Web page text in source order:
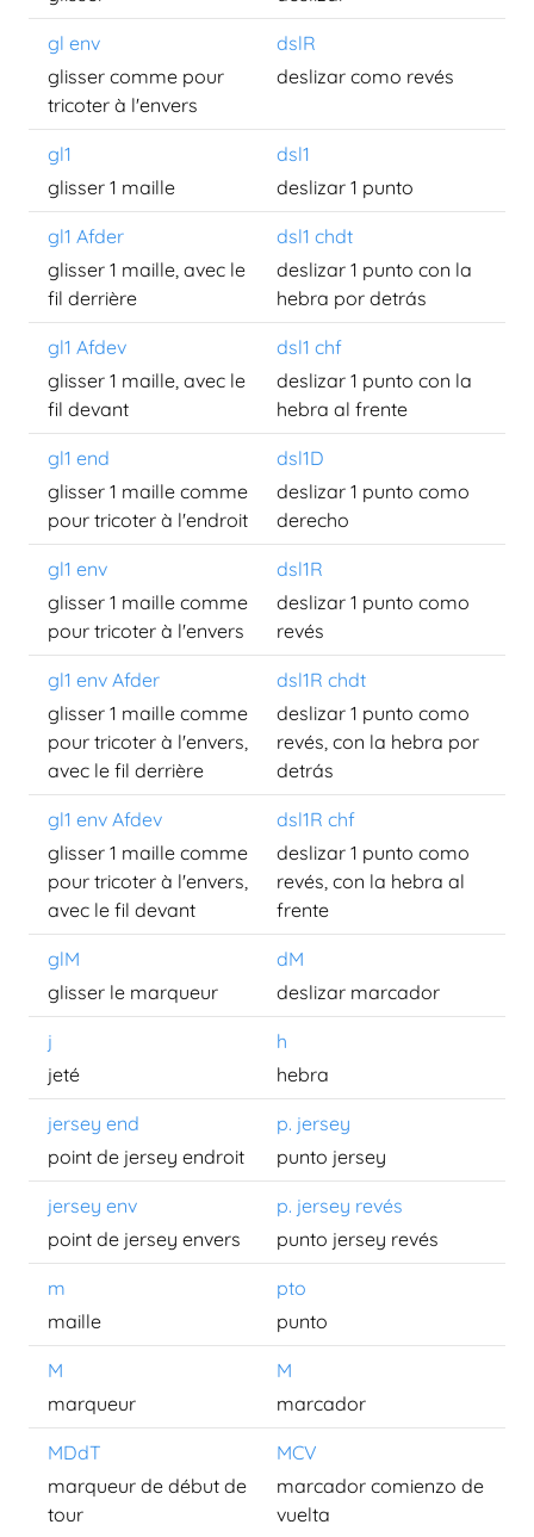
gl env
dslR
glisser comme pour
tricoter à l'envers
deslizar como revés
gl1
dsl1
glisser 1 maille
deslizar 1 punto
gl1 Afder
dsl1 chdt
glisser 1 maille, avec le
fil derrière
deslizar 1 punto con la
hebra por detrás
gl1 Afdev
dsl1 chf
glisser 1 maille, avec le
fil devant
deslizar 1 punto con la
hebra al frente
gl1 end
dsl1D
glisser 1 maille comme
pour tricoter à l'endroit
deslizar 1 punto como
derecho
gl1 env
dsl1R
glisser 1 maille comme
pour tricoter à l'envers
deslizar 1 punto como
revés
gl1 env Afder
dsl1R chdt
glisser 1 maille comme
pour tricoter à l'envers,
avec le fil derrière
deslizar 1 punto como
revés, con la hebra por
detrás
gl1 env Afdev
dsl1R chf
glisser 1 maille comme
pour tricoter à l'envers,
avec le fil devant
deslizar 1 punto como
revés, con la hebra al
frente
glM
dM
glisser le marqueur
deslizar marcador
j
h
jeté
hebra
jersey end
p. jersey
point de jersey endroit
punto jersey
jersey env
p. jersey revés
point de jersey envers
punto jersey revés
m
pto
maille
punto
M
M
marqueur
marcador
MDdT
MCV
marqueur de début de
tour
marcador comienzo de
vuelta